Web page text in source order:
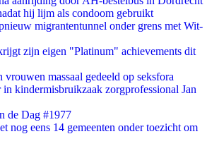
hij lijm als condoom gebruikt
migrantentunnel onder grens met Wit-
zijn eigen "Platinum" achievements dit
massaal gedeeld op seksfora
kindermisbruikzaak zorgprofessional Jan
de Dag #1977
nog eens 14 gemeenten onder toezicht om